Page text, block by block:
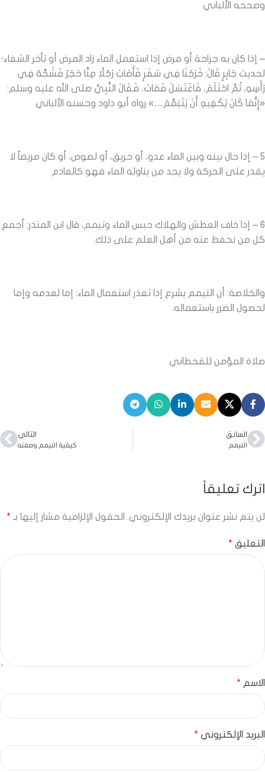
وصححه الألباني
– إذا كان به جراحة أو مرض إذا استعمل الماء زاد المرض أو تأخر الشفاء؛
لحديث جَابِرٍ قَالَ: خَرَجْنَا فِي سَفَرٍ فَأَصَابَ رَجُلًا مِنَّا حَجَرٌ فَشَجَّهُ فِي
رَأْسِهِ، ثُمَّ احْتَلَمَ، فَاغْتَسَلَ فَمَاتَ، فَقَالَ النَّبِيُّ صلى الله عليه وسلم:
«إِنَّمَا كَانَ يَكْفِيهِ أَنْ يَتَيَمَّمَ…» رواه أبو داود وحسنه الألباني
5 – إذا حال بينه وبين الماء عدو، أو حريق، أو لصوص، أو كان مريضاً لا
يقدر على الحركة ولا يجد من يناوله الماء فهو كالعادم.
6 – إذا خاف العطش والهلاك حبس الماء وتيمم، قال ابن المنذر: أجمع
كل من نحفظ عنه من أهل العلم على ذلك.
والخلاصة: أن التيمم يشرع إذا تعذر استعمال الماء: إما لعدمه وإما
لحصول الضرر باستعماله.
صلاة المؤمن للقحطاني
السابق
التيمم
التالي
كيفية التيمم وصفته
اترك تعليقاً
لن يتم نشر عنوان بريدك الإلكتروني. الحقول الإلزامية مشار إليها بـ *
التعليق *
الاسم *
البريد الإلكتروني *